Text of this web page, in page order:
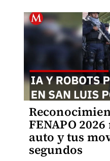
FENAPO
auto y tus
segundos